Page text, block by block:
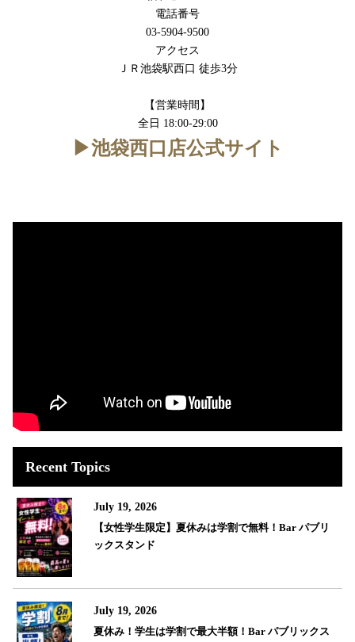
電話番号
03-5904-9500
アクセス
ＪＲ池袋駅西口 徒歩3分
【営業時間】
全日 18:00-29:00
▶︎池袋西口店公式サイト
Recent Topics
July 19, 2026
【女性学生限定】夏休みは学割で無料！Bar パブリ
ックスタンド
July 19, 2026
夏休み！学生は学割で最大半額！Bar パブリックス